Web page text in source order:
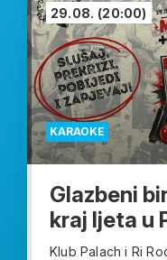
KARAOKE
29.08. (20:00)
Glazbeni
kraj ljeta u
Klub Palach i Ri